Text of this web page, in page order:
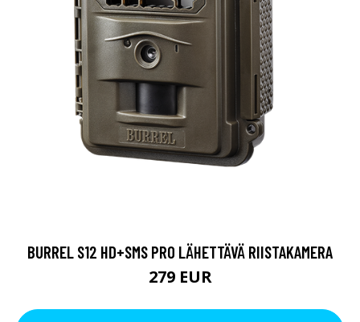
BURREL S12 HD+SMS PRO LÄHETTÄVÄ RIISTAKAMERA
279 EUR